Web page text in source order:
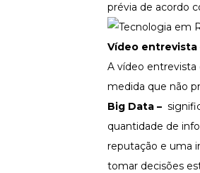
prévia de acordo
Vídeo entrevista
A vídeo
medida que não
Big Data –
quantidade de
reputação e uma
tomar decisões